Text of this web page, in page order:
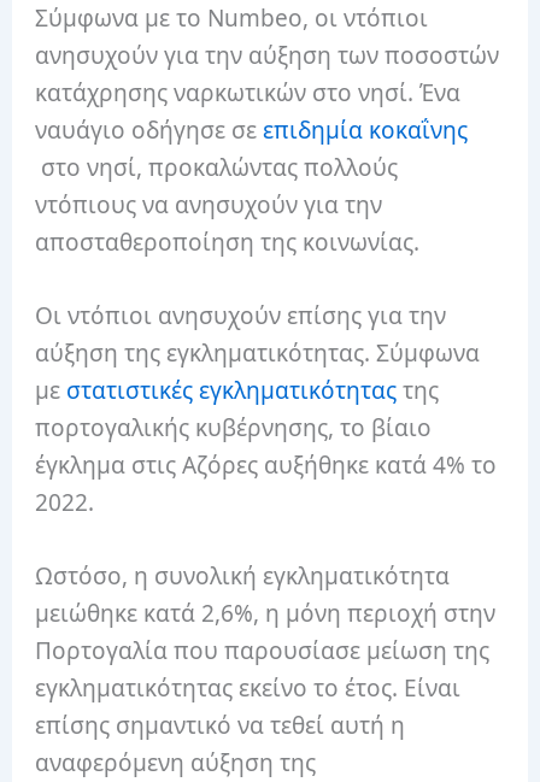
Σύμφωνα με το Numbeo, οι ντόπιοι
ανησυχούν για την αύξηση των ποσοστών
κατάχρησης ναρκωτικών στο νησί. Ένα
ναυάγιο οδήγησε σεεπιδημία κοκαΐνης
στο νησί, προκαλώντας πολλούς
ντόπιους να ανησυχούν για την
αποσταθεροποίηση της κοινωνίας.
Οι ντόπιοι ανησυχούν επίσης για την
αύξηση της εγκληματικότητας. Σύμφωνα
με στατιστικές εγκληματικότηταςτης
πορτογαλικής κυβέρνησης, το βίαιο
έγκλημα στις Αζόρες αυξήθηκε κατά 4% το
2022.
Ωστόσο, η συνολική εγκληματικότητα
μειώθηκε κατά 2,6%, η μόνη περιοχή στην
Πορτογαλία που παρουσίασε μείωση της
εγκληματικότητας εκείνο το έτος. Είναι
επίσης σημαντικό να τεθεί αυτή η
αναφερόμενη αύξηση της